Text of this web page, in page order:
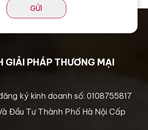
GỬI
GIẢI PHÁP THƯƠNG MẠI
ký kinh doanh số: 0108755817
Đầu Tư Thành Phố Hà Nội Cấp